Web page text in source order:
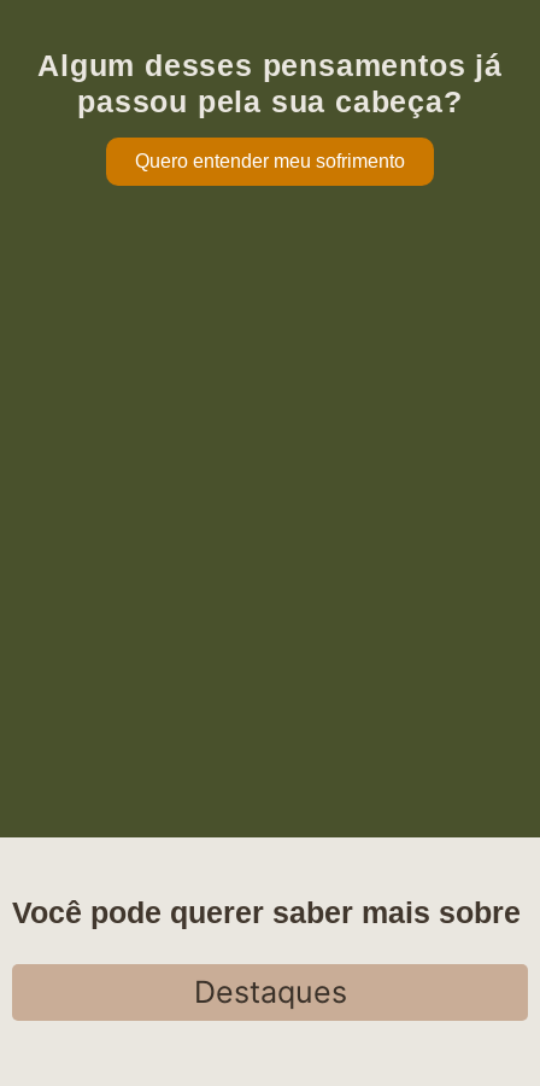
Algum desses pensamentos já
passou pela sua cabeça?
Quero entender meu sofrimento
Você pode querer saber mais sobre
Destaques